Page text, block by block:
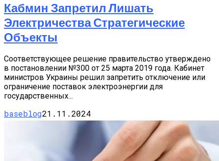
Кабмин Запретил Лишать
Электричества Стратегические
Объекты
Соответствующее решение правительство утверждено
в постановлении №300 от 25 марта 2019 года. Кабинет
министров Украины решил запретить отключение или
ограничение поставок электроэнергии для
государственных...
baseblog21.11.2024